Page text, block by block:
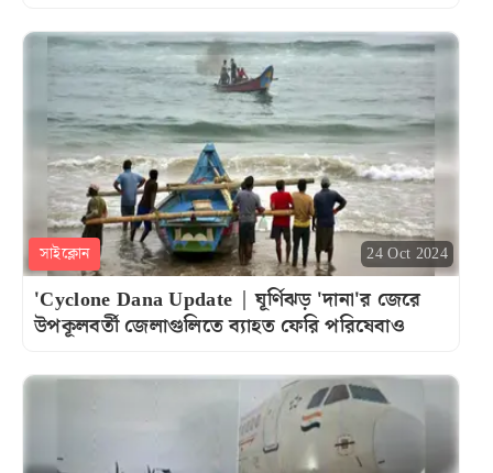
সাইক্লোন 24 Oct 2024
'Cyclone Dana Update | ঘূর্ণিঝড় 'দানা'র জেরে
উপকূলবর্তী জেলাগুলিতে ব্যাহত ফেরি পরিষেবাও